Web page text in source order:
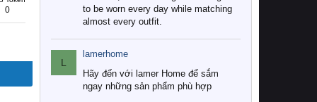
0
to be worn every day while matching
almost every outfit.
L
lamerhome
Hãy đến với lamer Home để sắm
ngay những sản phẩm phù hợp